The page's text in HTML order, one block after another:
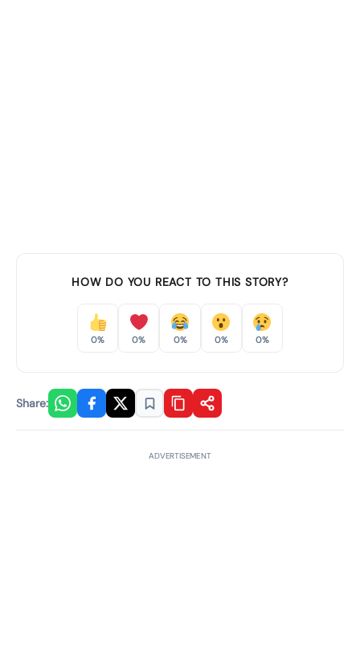
HOW DO YOU REACT TO THIS STORY?
0% 0% 0% 0% 0%
Share:
ADVERTISEMENT